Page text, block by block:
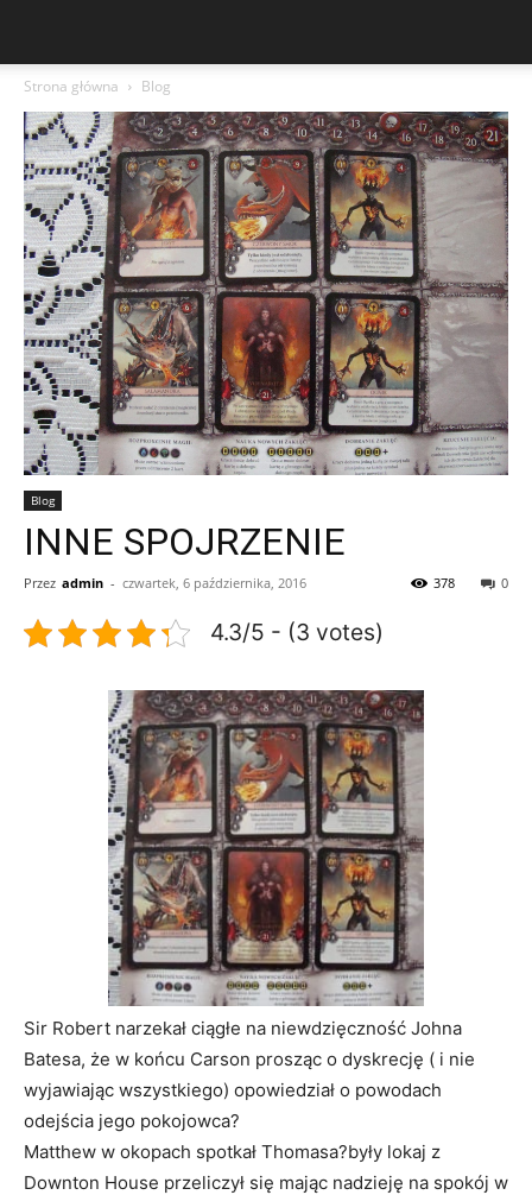
Strona główna Blog
Blog
INNE SPOJRZENIE
Przez admin - czwartek, 6 października, 2016 0
378
4.3/5 - (3 votes)
Sir Robert narzekał ciągłe na niewdzięczność Johna
Batesa, że w końcu Carson prosząc o dyskrecję ( i nie
wyjawiając wszystkiego) opowiedział o powodach
odejścia jego pokojowca?
Matthew w okopach spotkał Thomasa?były lokaj z
Downton House przeliczył się mając nadzieję na spokój w